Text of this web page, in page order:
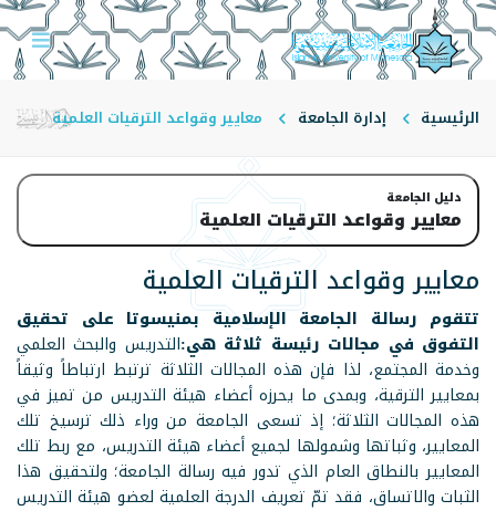
الرئيسية إدارة الجامعة معايير وقواعد الترقيات العلمية
دليل الجامعة
معايير وقواعد الترقيات العلمية
معايير وقواعد الترقيات العلمية
تتقوم رسالة الجامعة الإسلامية بمنيسوتا على تحقيق
التفوق في مجالات رئيسة ثلاثة هي:التدريس والبحث العلمي
وخدمة المجتمع، لذا فإن هذه المجالات الثلاثة ترتبط ارتباطاً وثيقاً
بمعايير الترقية، وبمدى ما يحرزه أعضاء هيئة التدريس من تميز في
هذه المجالات الثلاثة؛ إذ تسعى الجامعة من وراء ذلك ترسيخ تلك
المعايير، وثباتها وشمولها لجميع أعضاء هيئة التدريس، مع ربط تلك
المعايير بالنطاق العام الذي تدور فيه رسالة الجامعة؛ ولتحقيق هذا
الثبات والاتساق، فقد تمّ تعريف الدرجة العلمية لعضو هيئة التدريس